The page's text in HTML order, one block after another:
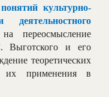
культурно-
переосмысление
Выготского и его
теоретических
их применения в